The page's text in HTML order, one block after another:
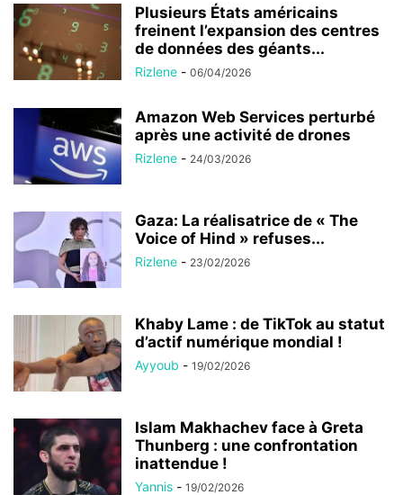
Plusieurs États américains
freinent l’expansion des centres
de données des géants...
Rizlene - 06/04/2026
Amazon Web Services perturbé
après une activité de drones
Rizlene - 24/03/2026
Gaza: La réalisatrice de « The
Voice of Hind » refuses...
Rizlene - 23/02/2026
Khaby Lame : de TikTok au statut
d’actif numérique mondial !
Ayyoub - 19/02/2026
Islam Makhachev face à Greta
Thunberg : une confrontation
inattendue !
Yannis - 19/02/2026